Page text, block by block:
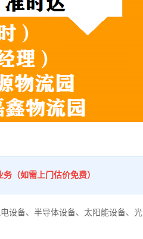
（如需上门估价免费）
设备、半导体设备、太阳能设备、光